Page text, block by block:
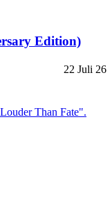
Edition)
22 Juli 26